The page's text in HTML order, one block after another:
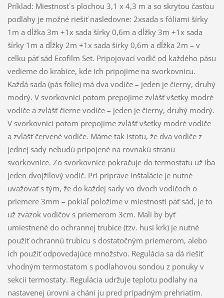
Príklad: Miestnosť s plochou 3,1 x 4,3 m a so skrytou časťou
podlahy je možné riešiť nasledovne: 2xsada s fóliami šírky
1m a dĺžka 3m +1x sada šírky 0,6m a dĺžky 3m +1x sada
šírky 1m a dĺžky 2m +1x sada šírky 0,6m a dĺžka 2m – v
celku päť sád Ecofilm Set. Pripojovací vodič od každého pásu
vedieme do krabice, kde ich pripojíme na svorkovnicu.
Každá sada (pás fólie) má dva vodiče – jeden je čierny, druhý
modrý. V svorkovnici potom prepojíme zvlášť všetky modré
vodiče a zvlášť čierne vodiče – jeden je čierny, druhý modrý.
V svorkovnici potom prepojíme zvlášť všetky modré vodiče
a zvlášť červené vodiče. Máme tak istotu, že dva vodiče z
jednej sady nebudú pripojené na rovnakú stranu
svorkovnice. Zo svorkovnice pokračuje do termostatu už iba
jeden dvojžilový vodič. Pri príprave inštalácie je nutné
uvažovať s tým, že do každej sady vo dvoch vodičoch o
priemere 3mm – pokiaľ položíme v miestnosti päť sád, je to
už zväzok vodičov s priemerom 3cm. Mali by byť
umiestnené do ochrannej trubice (tzv. husí krk) je nutné
použiť ochrannú trubicu s dostatočným priemerom, alebo
ich použiť odpovedajúce množstvo. Regulácia sa dá riešiť
vhodným termostatom s podlahovou sondou z ponuky v
sekcii termostaty. Regulácia udržuje teplotu podlahy na
nastavenej úrovni a cháni ju pred prípadným prehriatím.